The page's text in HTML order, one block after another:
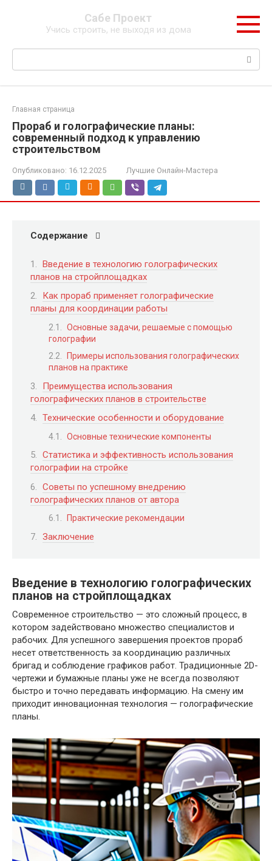
Сабе Проект
Учись строить, не выходя из дома
Поиск:
Главная страница
Прораб и голографические планы:
современный подход к управлению
строительством
Опубликовано: 16.12.2025 Лучшие Онлайн-Мастера
Содержание
Введение в технологию голографических
планов на стройплощадках
Как прораб применяет голографические
планы для координации работы
Основные задачи, решаемые с помощью
голографии
Примеры использования голографических
планов на практике
Преимущества использования
голографических планов в строительстве
Технические особенности и оборудование
Основные технические компоненты
Статистика и эффективность использования
голографии на стройке
Советы по успешному внедрению
голографических планов от автора
Практические рекомендации
Заключение
Введение в технологию голографических
планов на стройплощадках
Современное строительство — это сложный процесс, в
котором задействовано множество специалистов и
рабочих. Для успешного завершения проектов прораб
несет ответственность за координацию различных
бригад и соблюдение графиков работ. Традиционные 2D-
чертежи и бумажные планы уже не всегда позволяют
быстро и точно передавать информацию. На смену им
приходит инновационная технология — голографические
планы.